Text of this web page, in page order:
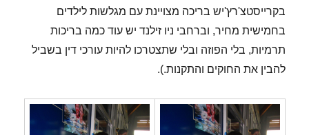
בקרייסטצ'רץ'יש בריכה מצויינת עם מגלשות לילדים
בחמישית מחיר, וברחבי ניו זילנד יש עוד כמה בריכות
תרמיות, בלי הפוזה ובלי שתצטרכו להיות עורכי דין בשביל
להבין את החוקים והתקנות.).